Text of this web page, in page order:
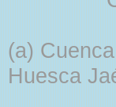
(a)
Huesca